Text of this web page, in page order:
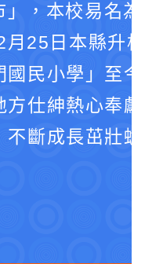
，本校易名為
25日本縣升格
國民小學」至今
方仕紳熱心奉獻
不斷成長茁壯蛻